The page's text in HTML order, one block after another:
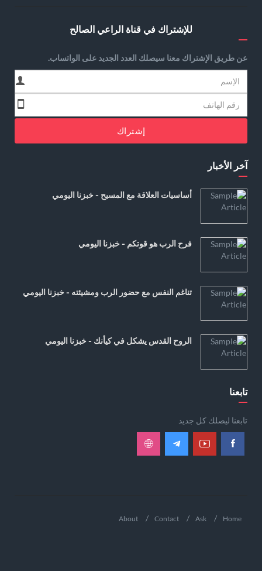
للإشتراك في قناة الراعي الصالح
عن طريق الإشتراك معنا سيصلك العدد الجديد على الواتساب.
إشتراك
آخر الأخبار
أساسيات العلاقة مع المسيح - خبزنا اليومي
فرح الرب هو قوتكم - خبزنا اليومي
تناغم النفس مع حضور الرب ومشيئته - خبزنا اليومي
الروح القدس يشكل في كيأنك - خبزنا اليومي
تابعنا
تابعنا ليصلك كل جديد
Home
Ask
Contact
About